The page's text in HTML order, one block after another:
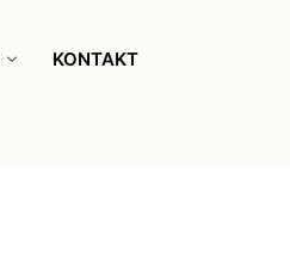
KONTAKT